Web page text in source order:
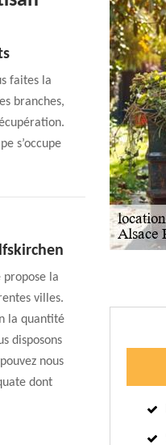
faites la
branches,
s’occupe
la
villes.
la quantité
disposons
nous
dont